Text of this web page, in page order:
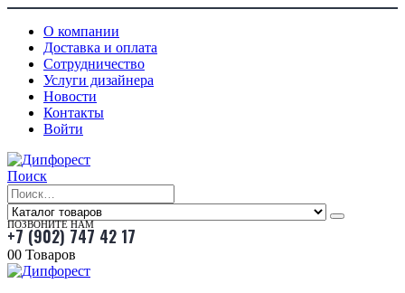
О компании
Доставка и оплата
Сотрудничество
Услуги дизайнера
Новости
Контакты
Войти
Поиск
ПОЗВОНИТЕ НАМ
+7 (902) 747 42 17
00 Товаров